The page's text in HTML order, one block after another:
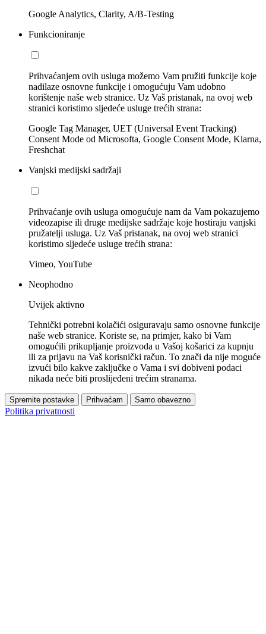
Google Analytics, Clarity, A/B-Testing
Funkcioniranje
Prihvaćanjem ovih usluga možemo Vam pružiti funkcije koje
nadilaze osnovne funkcije i omogućuju Vam udobno
korištenje naše web stranice. Uz Vaš pristanak, na ovoj web
stranici koristimo sljedeće usluge trećih strana:
Google Tag Manager, UET (Universal Event Tracking)
Consent Mode od Microsofta, Google Consent Mode, Klarna,
Freshchat
Vanjski medijski sadržaji
Prihvaćanje ovih usluga omogućuje nam da Vam pokazujemo
videozapise ili druge medijske sadržaje koje hostiraju vanjski
pružatelji usluga. Uz Vaš pristanak, na ovoj web stranici
koristimo sljedeće usluge trećih strana:
Vimeo, YouTube
Neophodno
Uvijek aktivno
Tehnički potrebni kolačići osiguravaju samo osnovne funkcije
naše web stranice. Koriste se, na primjer, kako bi Vam
omogućili prikupljanje proizvoda u Vašoj košarici za kupnju
ili za prijavu na Vaš korisnički račun. To znači da nije moguće
izvući bilo kakve zaključke o Vama i svi dobiveni podaci
nikada neće biti proslijeđeni trećim stranama.
Spremite postavke Prihvaćam Samo obavezno
Politika privatnosti